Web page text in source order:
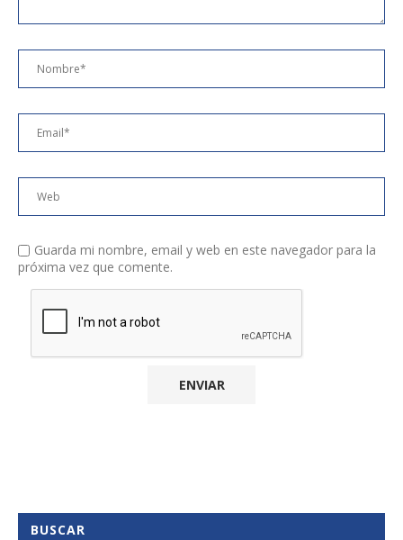
Guarda mi nombre, email y web en este navegador para la
próxima vez que comente.
BUSCAR